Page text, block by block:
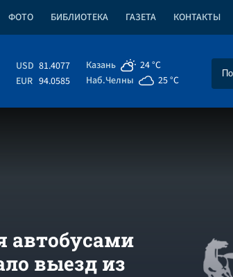
ФОТО БИБЛИОТЕКА ГАЗЕТА КОНТАКТЫ
USD 81.4077
EUR 94.0585
Казань
24 °C
Наб.Челны
25 °C
автобусами
выезд из